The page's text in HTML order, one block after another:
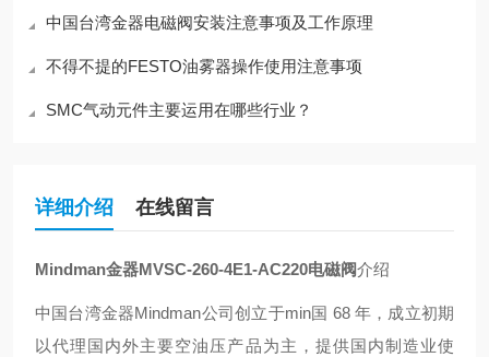
中国台湾金器电磁阀安装注意事项及工作原理
不得不提的FESTO油雾器操作使用注意事项
SMC气动元件主要运用在哪些行业？
详细介绍 在线留言
Mindman金器MVSC-260-4E1-AC220电磁阀介绍
中国台湾金器Mindman公司创立于min国 68 年，成立初期
以代理国内外主要空油压产品为主，提供国内制造业使